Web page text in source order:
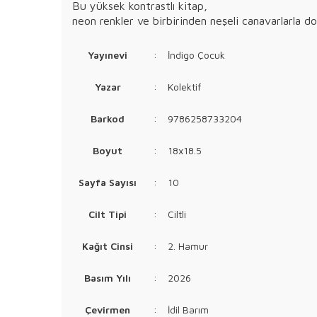
Bu yüksek kontrastlı kitap,
neon renkler ve birbirinden neşeli canavarlarla
Yayınevi : İndigo Çocuk
Yazar : Kolektif
Barkod : 9786258733204
Boyut : 18x18.5
Sayfa Sayısı : 10
Cilt Tipi : Ciltli
Kağıt Cinsi : 2. Hamur
Basım Yılı : 2026
Çevirmen : İdil Barım